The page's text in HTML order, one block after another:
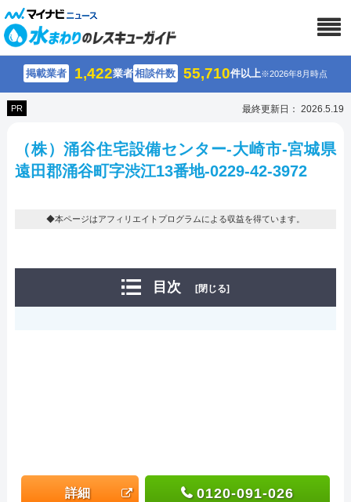
掲載業者 1,422業者相談件数 55,710件以上※2026年8月時点
PR 最終更新日： 2026.5.19
（株）涌谷住宅設備センター-大崎市-宮城県
遠田郡涌谷町字渋江13番地-0229-42-3972
◆本ページはアフィリエイトプログラムによる収益を得ています。
目次 [閉じる]
詳細 0120-091-026